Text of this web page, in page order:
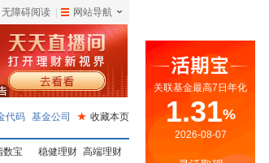
无障碍阅读 网站导航
代码 基金公司 ★ 收藏本页
数宝 稳健理财 高端理财